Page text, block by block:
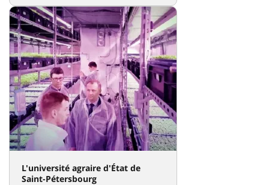
L'université agraire d'État de
Saint-Pétersbourg